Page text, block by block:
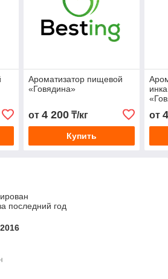
Ароматизатор пищевой
«Говядина»
от 4 200₸/кг
Купить
от
последний год